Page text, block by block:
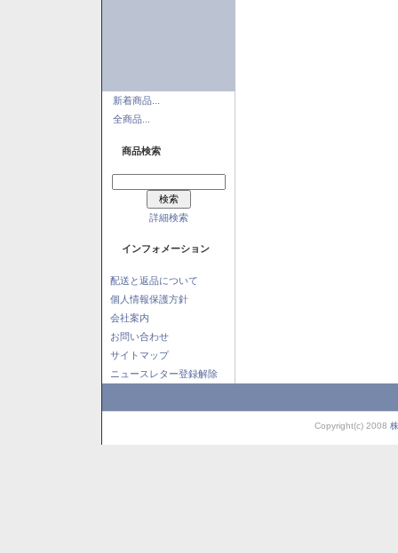
新着商品...
全商品...
商品検索
詳細検索
インフォメーション
配送と返品について
個人情報保護方針
会社案内
お問い合わせ
サイトマップ
ニュースレター登録解除
Copyright(c) 2008